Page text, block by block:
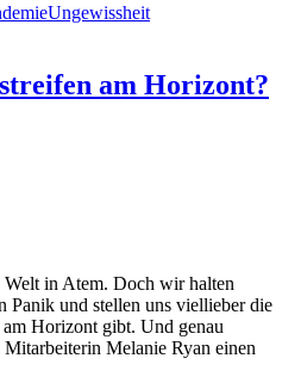
Ungewissheit
am Horizont?
in Atem. Doch wir halten
Panik und stellen uns viellieber die
Horizont gibt. Und genau
Melanie Ryan einen